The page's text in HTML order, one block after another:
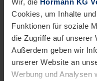
Cookies, um Inhalte
Funktionen für soziale
die Zugriffe auf unserer
Außerdem geben wir
unserer Website an
Werbung und Analysen
Oberstufe besuchen.